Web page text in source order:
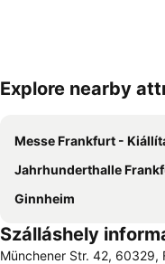
Explore nearby
Messe Frankfurt - Kiállítás
Jahrhunderthalle
Ginnheim
Szálláshely
Münchener Str. 42, 60329,